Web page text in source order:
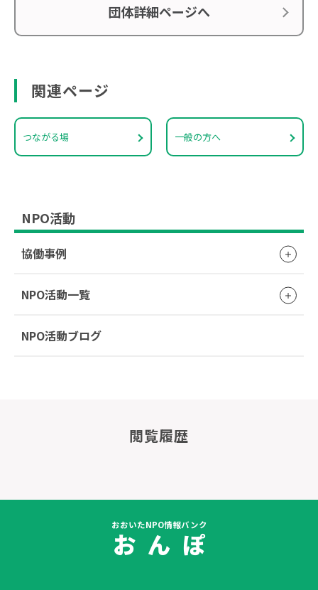
団体詳細ページへ
関連ページ
つながる場 一般の方へ
NPO活動
協働事例
NPO活動一覧
NPO活動ブログ
閲覧履歴
おおいたNPO情報バンク
お ん ぽ